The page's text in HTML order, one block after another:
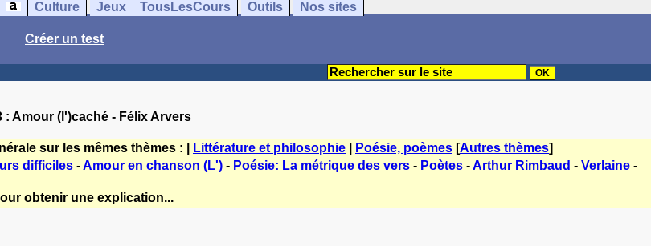
Culture Jeux TousLesCours Outils Nos sites
Créer un test
: Amour (l')caché - Félix Arvers
sur les mêmes thèmes : | Littérature et philosophie Poésie, poèmes [Autres thèmes]
difficiles -Amour en chanson (L') - Poésie: La métrique des vers - Poètes -Arthur Rimbaud - Verlaine -
obtenir une explication...